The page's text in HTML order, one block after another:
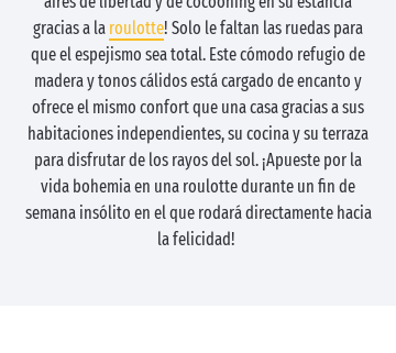
gracias a la roulotte! Solo le faltan las ruedas para
que el espejismo sea total. Este cómodo refugio de
madera y tonos cálidos está cargado de encanto y
ofrece el mismo confort que una casa gracias a sus
habitaciones independientes, su cocina y su terraza
para disfrutar de los rayos del sol. ¡Apueste por la
vida bohemia en una roulotte durante un fin de
semana insólito en el que rodará directamente hacia
la felicidad!